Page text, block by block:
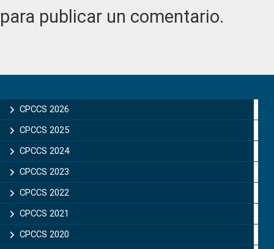
para publicar un comentario.
Sidebar
CPCCS 2026
CPCCS 2025
CPCCS 2024
CPCCS 2023
CPCCS 2022
CPCCS 2021
CPCCS 2020